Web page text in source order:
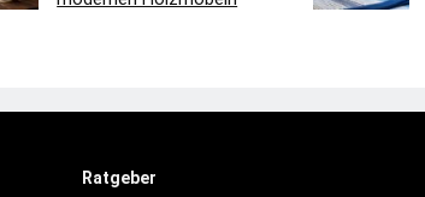
Ratgeber